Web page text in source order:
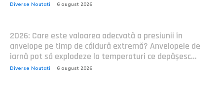
Diverse Noutati 6 august 2026
2026: Care este valoarea adecvată a presiunii în
anvelope pe timp de căldură extremă? Anvelopele de
iarnă pot să explodeze la temperaturi ce depășesc...
Diverse Noutati 6 august 2026